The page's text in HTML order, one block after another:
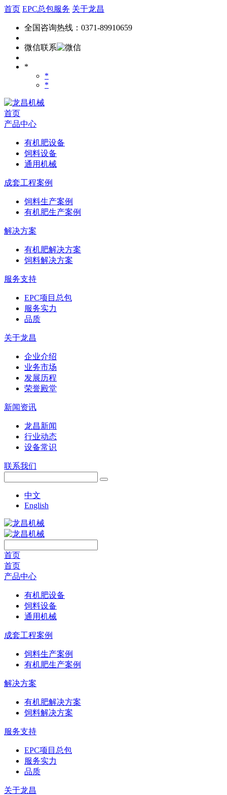
首页 EPC总包服务 关于龙昌
全国咨询热线：0371-89910659
微信联系
*
*
*
首页
产品中心
有机肥设备
饲料设备
通用机械
成套工程案例
饲料生产案例
有机肥生产案例
解决方案
有机肥解决方案
饲料解决方案
服务支持
EPC项目总包
服务实力
品质
关于龙昌
企业介绍
业务市场
发展历程
荣誉殿堂
新闻资讯
龙昌新闻
行业动态
设备常识
联系我们
中文
English
首页
首页
产品中心
有机肥设备
饲料设备
通用机械
成套工程案例
饲料生产案例
有机肥生产案例
解决方案
有机肥解决方案
饲料解决方案
服务支持
EPC项目总包
服务实力
品质
关于龙昌